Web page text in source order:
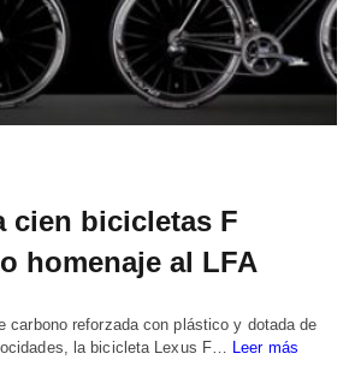
cien bicicletas F
homenaje al LFA
carbono reforzada con plástico y dotada de
la bicicleta Lexus F… Leer más